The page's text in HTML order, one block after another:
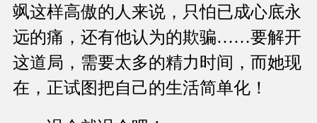
飒这样高傲的人来说，只怕已成心底永
远的痛，还有他认为的欺骗……要解开
这道局，需要太多的精力时间，而她现
在，正试图把自己的生活简单化！